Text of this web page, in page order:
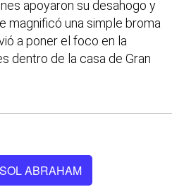
apoyaron su desahogo y
magnificó una simple broma
a poner el foco en la
dentro de la casa de Gran
SOL ABRAHAM